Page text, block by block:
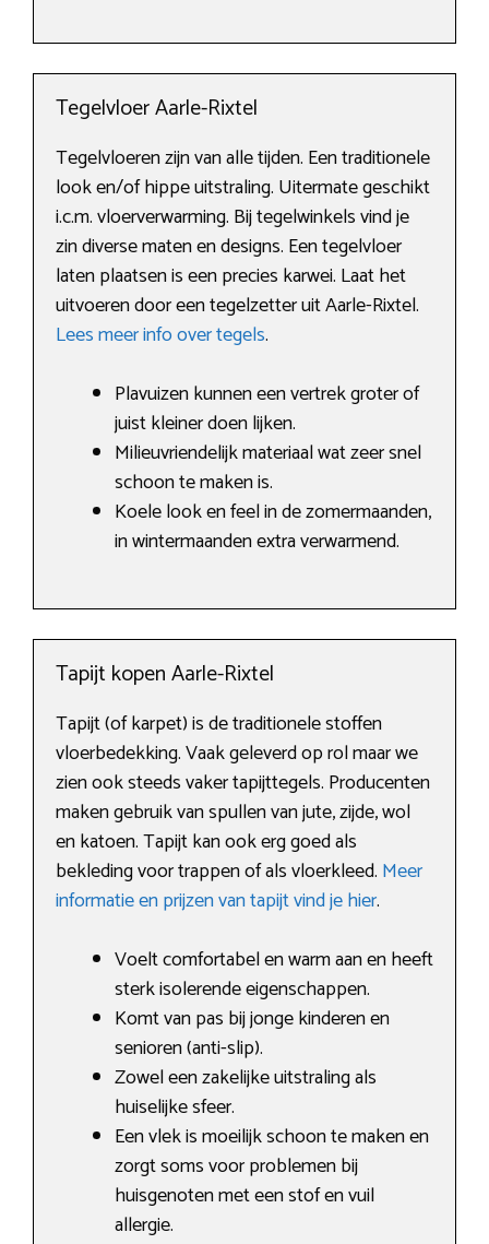
Tegelvloer Aarle-Rixtel
Tegelvloeren zijn van alle tijden. Een traditionele
look en/of hippe uitstraling. Uitermate geschikt
i.c.m. vloerverwarming. Bij tegelwinkels vind je
zin diverse maten en designs. Een tegelvloer
laten plaatsen is een precies karwei. Laat het
uitvoeren door een tegelzetter uit Aarle-Rixtel.
Lees meer info over tegels.
Plavuizen kunnen een vertrek groter of
juist kleiner doen lijken.
Milieuvriendelijk materiaal wat zeer snel
schoon te maken is.
Koele look en feel in de zomermaanden,
in wintermaanden extra verwarmend.
Tapijt kopen Aarle-Rixtel
Tapijt (of karpet) is de traditionele stoffen
vloerbedekking. Vaak geleverd op rol maar we
zien ook steeds vaker tapijttegels. Producenten
maken gebruik van spullen van jute, zijde, wol
en katoen. Tapijt kan ook erg goed als
bekleding voor trappen of als vloerkleed. Meer
informatie en prijzen van tapijt vind je hier.
Voelt comfortabel en warm aan en heeft
sterk isolerende eigenschappen.
Komt van pas bij jonge kinderen en
senioren (anti-slip).
Zowel een zakelijke uitstraling als
huiselijke sfeer.
Een vlek is moeilijk schoon te maken en
zorgt soms voor problemen bij
huisgenoten met een stof en vuil
allergie.